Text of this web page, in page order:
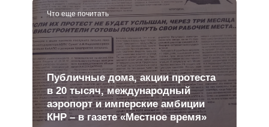
Что еще почитать
Публичные дома, акции протеста
в 20 тысяч, международный
аэропорт и имперские амбиции
КНР – в газете «Местное время»